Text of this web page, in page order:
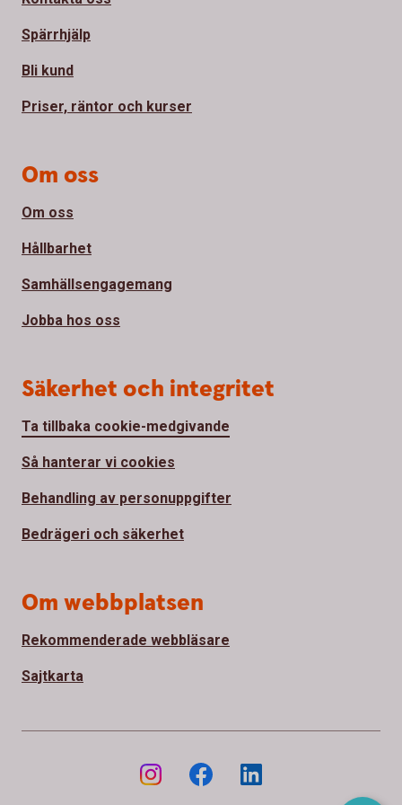
Spärrhjälp
Bli kund
Priser, räntor och kurser
Om oss
Om oss
Hållbarhet
Samhällsengagemang
Jobba hos oss
Säkerhet och integritet
Ta tillbaka cookie-medgivande
Så hanterar vi cookies
Behandling av personuppgifter
Bedrägeri och säkerhet
Om webbplatsen
Rekommenderade webbläsare
Sajtkarta